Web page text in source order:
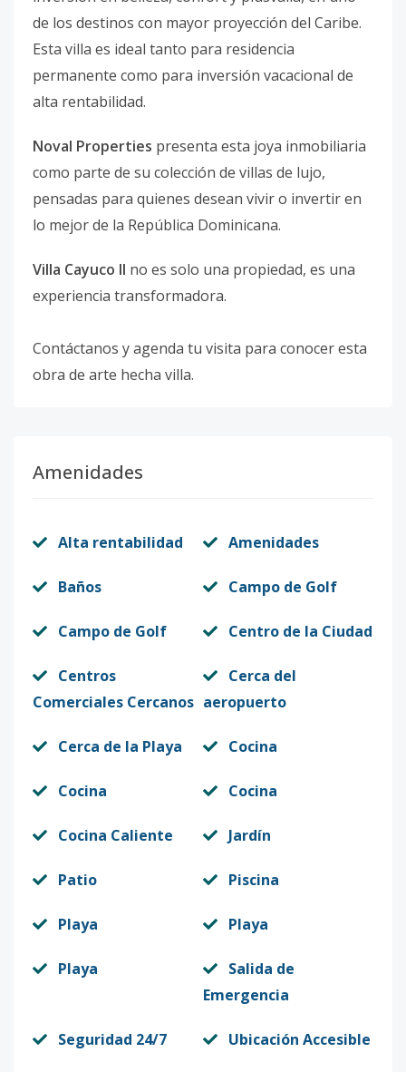
de los destinos con mayor proyección del Caribe.
Esta villa es ideal tanto para residencia
permanente como para inversión vacacional de
alta rentabilidad.
Noval Properties presenta esta joya inmobiliaria
como parte de su colección de villas de lujo,
pensadas para quienes desean vivir o invertir en
lo mejor de la República Dominicana.
Villa Cayuco II no es solo una propiedad, es una
experiencia transformadora.
Contáctanos y agenda tu visita para conocer esta
obra de arte hecha villa.
Amenidades
Alta rentabilidad Amenidades
Baños Campo de Golf
Campo de Golf Centro de la Ciudad
Centros
Comerciales Cercanos
Cerca del
aeropuerto
Cerca de la Playa Cocina
Cocina Cocina
Cocina Caliente Jardín
Patio Piscina
Playa Playa
Playa
Salida de
Emergencia
Seguridad 24/7 Ubicación Accesible